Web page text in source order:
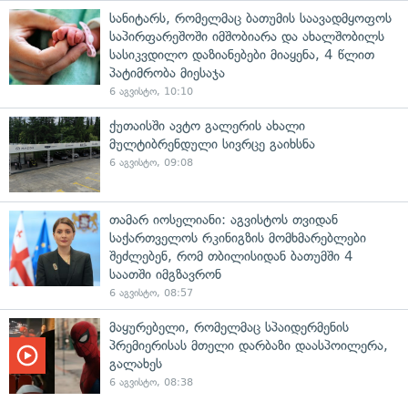
სანიტარს, რომელმაც ბათუმის საავადმყოფოს
საპირფარეშოში იმშობიარა და ახალშობილს
სასიკვდილო დაზიანებები მიაყენა, 4 წლით
პატიმრობა მიესაჯა
6 აგვისტო, 10:10
ქუთაისში ავტო გალერის ახალი
მულტიბრენდული სივრცე გაიხსნა
6 აგვისტო, 09:08
თამარ იოსელიანი: აგვისტოს თვიდან
საქართველოს რკინიგზის მომხმარებლები
შეძლებენ, რომ თბილისიდან ბათუმში 4
საათში იმგზავრონ
6 აგვისტო, 08:57
მაყურებელი, რომელმაც სპაიდერმენის
პრემიერისას მთელი დარბაზი დაასპოილერა,
გალახეს
6 აგვისტო, 08:38